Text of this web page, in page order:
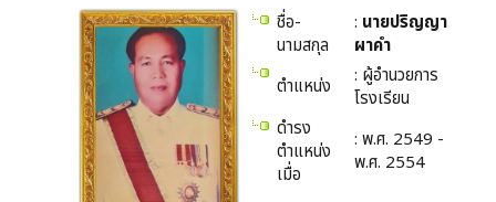
ชื่อ-
นามสกุล
: นายปริญญา
ผาคำ
ตำแหน่ง
: ผู้อำนวยการ
โรงเรียน
ดำรง
ตำแหน่ง
เมื่อ
: พ.ศ. 2549 -
พ.ศ. 2554